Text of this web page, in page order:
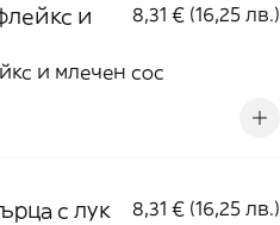
и
8,31 € (16,25 лв.)
и млечен сос
с лук
8,31 € (16,25 лв.)